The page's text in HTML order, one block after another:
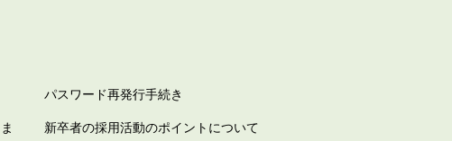
パスワード再発行手続き
新卒者の採用活動のポイントについて